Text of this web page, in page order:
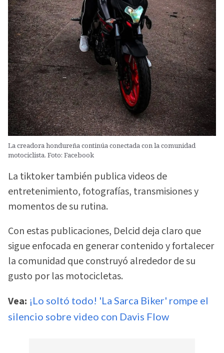
La creadora hondureña continúa conectada con la comunidad
motociclista. Foto: Facebook
La tiktoker también publica videos de
entretenimiento, fotografías, transmisiones y
momentos de su rutina.
Con estas publicaciones, Delcid deja claro que
sigue enfocada en generar contenido y fortalecer
la comunidad que construyó alrededor de su
gusto por las motocicletas.
Vea: ¡Lo soltó todo! 'La Sarca Biker' rompe el
silencio sobre video con Davis Flow